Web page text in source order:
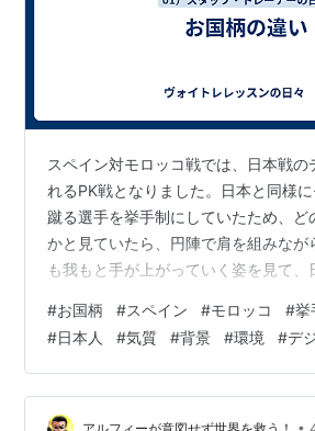
スペイン対モロッコ戦では、日本戦の
れるPK戦となりました。日本と同様
蹴る選手を挙手制にしていたため、ど
かと見ていたら、円陣で肩を組みなが
も我もと手が上がっていく姿を見て、
さも、口腔内の形や言語の発音の違い
境なども影響があるといわれています。
#お国柄 #スペイン #モロッコ #挙
#日本人 #気質 #背景 #環境 #デ
•